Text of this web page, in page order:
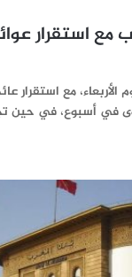
مع استقرار
الأربعاء، مع استقرار
في أسبوع، في حين